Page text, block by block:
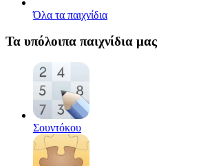
Όλα τα παιχνίδια
Τα υπόλοιπα παιχνίδια μας
Σουντόκου